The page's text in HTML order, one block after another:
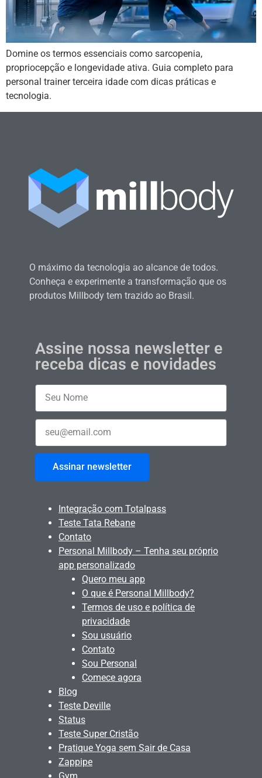
Domine os termos essenciais como sarcopenia,
propriocepção e longevidade ativa. Guia completo para
personal trainer terceira idade com dicas práticas e
tecnologia.
O máximo da tecnologia ao alcance de todos.
Conheça e experimente a transformação que os
produtos Millbody tem trazido ao Brasil.
Assine nossa newsletter e
receba dicas e novidades
Assinar newsletter
Integração com Totalpass
Teste Tata Rebane
Contato
Personal Millbody – Tenha seu próprio
app personalizado
Quero meu app
O que é Personal Millbody?
Termos de uso e política de
privacidade
Sou usuário
Contato
Sou Personal
Comece agora
Blog
Teste Deville
Status
Teste Super Cristão
Pratique Yoga sem Sair de Casa
Zappipe
Gym